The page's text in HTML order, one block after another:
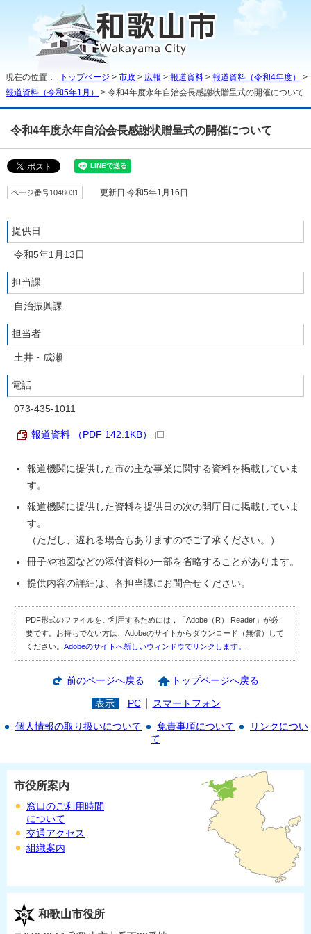
現在の位置： トップページ > 市政 > 広報 > 報道資料 > 報道資料（令和4年度）
>
報道資料（令和5年1月）
> 令和4年度永年自治会長感謝状贈呈式の開催について
令和4年度永年自治会長感謝状贈呈式の開催について
ページ番号1048031 更新日 令和5年1月16日
提供日
令和5年1月13日
担当課
自治振興課
担当者
土井・成瀬
電話
073-435-1011
報道資料 （PDF 142.1KB）
報道機関に提供した市の主な事業に関する資料を掲載していま
す。
報道機関に提供した資料を提供日の次の開庁日に掲載していま
す。
（ただし、遅れる場合もありますのでご了承ください。）
冊子や地図などの添付資料の一部を省略することがあります。
提供内容の詳細は、各担当課にお問合せください。
PDF形式のファイルをご利用するためには，「Adobe（R） Reader」が必
要です。お持ちでない方は、Adobeのサイトからダウンロード（無償）して
ください。Adobeのサイトへ新しいウィンドウでリンクします。
前のページへ戻る トップページへ戻る
表示 PC スマートフォン
個人情報の取り扱いについて 免責事項について
リンクについ
て
市役所案内
窓口のご利用時間
について
交通アクセス
組織案内
和歌山市役所